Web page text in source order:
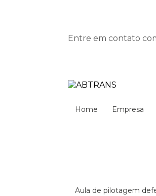
Entre em contato
Home Empresa
aula de pilotagem